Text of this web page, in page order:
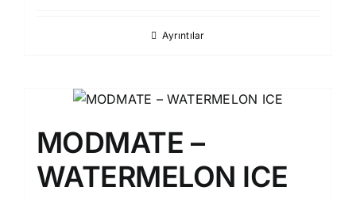
Ayrıntılar
MODMATE –
WATERMELON ICE